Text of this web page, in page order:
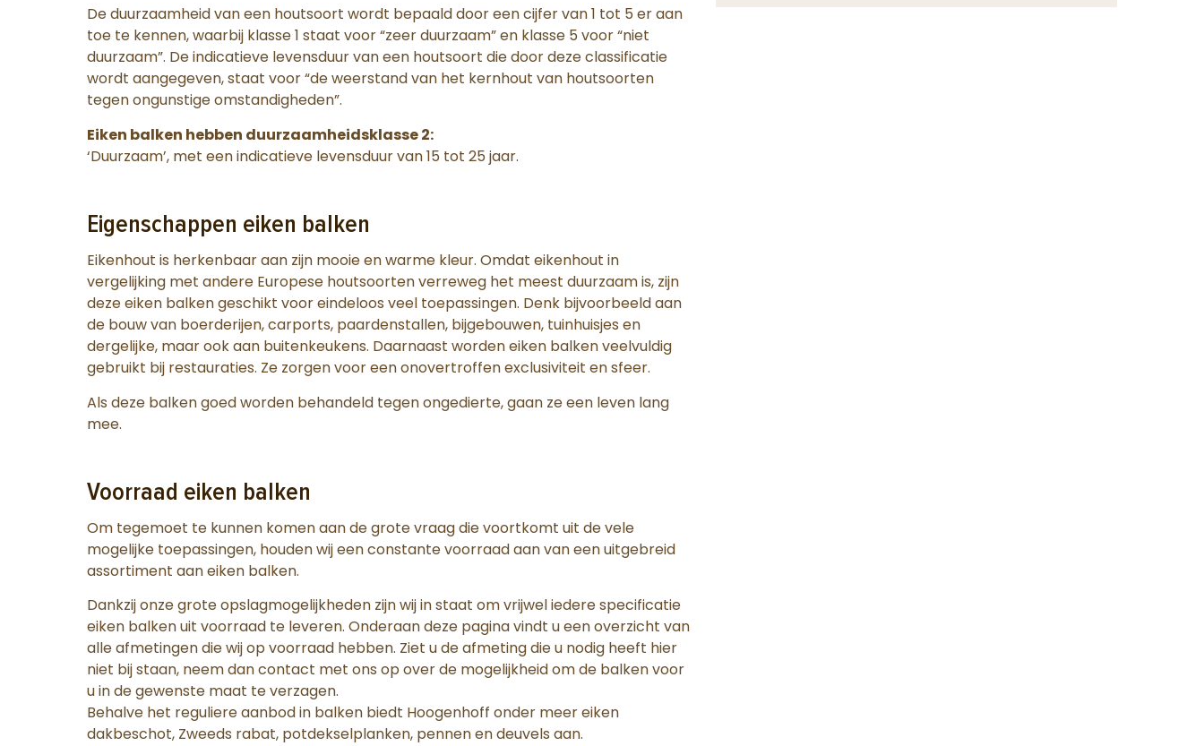
De duurzaamheid van een houtsoort wordt bepaald door een cijfer van 1 tot 5 er aan
toe te kennen, waarbij klasse 1 staat voor “zeer duurzaam” en klasse 5 voor “niet
duurzaam”. De indicatieve levensduur van een houtsoort die door deze classificatie
wordt aangegeven, staat voor “de weerstand van het kernhout van houtsoorten
tegen ongunstige omstandigheden”.
Eiken balken hebben duurzaamheidsklasse 2:
‘Duurzaam’, met een indicatieve levensduur van 15 tot 25 jaar.
Eigenschappen eiken balken
Eikenhout is herkenbaar aan zijn mooie en warme kleur. Omdat eikenhout in
vergelijking met andere Europese houtsoorten verreweg het meest duurzaam is, zijn
deze eiken balken geschikt voor eindeloos veel toepassingen. Denk bijvoorbeeld aan
de bouw van boerderijen, carports, paardenstallen, bijgebouwen, tuinhuisjes en
dergelijke, maar ook aan buitenkeukens. Daarnaast worden eiken balken veelvuldig
gebruikt bij restauraties. Ze zorgen voor een onovertroffen exclusiviteit en sfeer.
Als deze balken goed worden behandeld tegen ongedierte, gaan ze een leven lang
mee.
Voorraad eiken balken
Om tegemoet te kunnen komen aan de grote vraag die voortkomt uit de vele
mogelijke toepassingen, houden wij een constante voorraad aan van een uitgebreid
assortiment aan eiken balken.
Dankzij onze grote opslagmogelijkheden zijn wij in staat om vrijwel iedere specificatie
eiken balken uit voorraad te leveren. Onderaan deze pagina vindt u een overzicht van
alle afmetingen die wij op voorraad hebben. Ziet u de afmeting die u nodig heeft hier
niet bij staan, neem dan contact met ons op over de mogelijkheid om de balken voor
u in de gewenste maat te verzagen.
Behalve het reguliere aanbod in balken biedt Hoogenhoff onder meer eiken
dakbeschot, Zweeds rabat, potdekselplanken, pennen en deuvels aan.